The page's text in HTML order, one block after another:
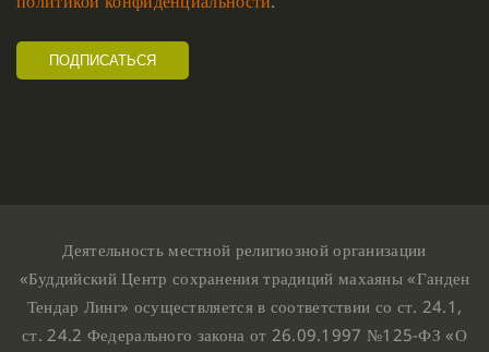
Деятельность местной религиозной организации
«Буддийский Центр сохранения традиций махаяны «Ганден
Тендар Линг» осуществляется в соответствии со ст. 24.1,
ст. 24.2 Федерального закона от 26.09.1997 №125-ФЗ «О